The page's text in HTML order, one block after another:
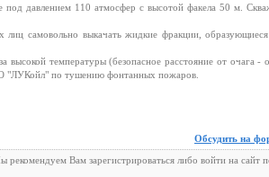
под давлением 110 атмосфер с высотой факела 50 м.
лиц самовольно выкачать жидкие фракции,
температуры (безопасное расстояние от очага -
"ЛУКойл" по тушению фонтанных пожаров.
Обсудить на
рекомендуем Вам зарегистрироваться либо войти на сайт